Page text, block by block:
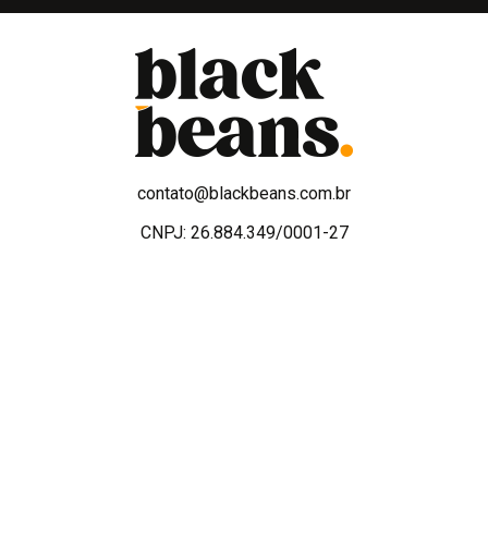
contato@blackbeans.com.br
CNPJ: 26.884.349/0001-27